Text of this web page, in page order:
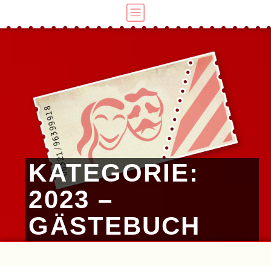
KATEGORIE:
2023 –
GÄSTEBUCH